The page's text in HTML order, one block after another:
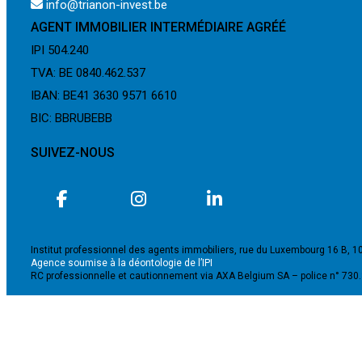
info@trianon-invest.be
AGENT IMMOBILIER INTERMÉDIAIRE AGRÉÉ
IPI 504.240
TVA: BE 0840.462.537
IBAN: BE41 3630 9571 6610
BIC: BBRUBEBB
SUIVEZ-NOUS
Institut professionnel des agents immobiliers, rue du Luxembourg 16 B,
Agence soumise à la déontologie de l’IPI
RC professionnelle et cautionnement via AXA Belgium SA – police n°